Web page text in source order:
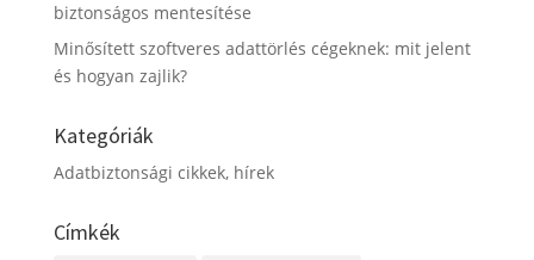
biztonságos mentesítése
Minősített szoftveres adattörlés cégeknek: mit jelent
és hogyan zajlik?
Kategóriák
Adatbiztonsági cikkek, hírek
Címkék